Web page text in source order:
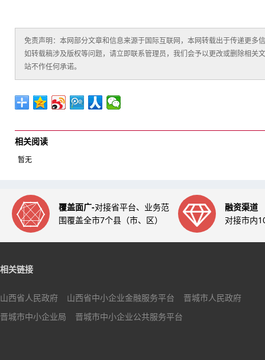
免责声明：本网部分文章和信息来源于国际互联网，本网转载出于传递更
如转载稿涉及版权等问题，请立即联系管理员，我们会予以更改或删除相
站不作任何承诺。
相关阅读
暂无
覆盖面广-对接省平台、业务范
围覆盖全市7个县（市、区）
融资渠道
对接市内
相关链接
山西省人民政府 山西省中小企业金融服务平台
晋城市人民政府
晋城市中小企业局
晋城市中小企业公共服务平台